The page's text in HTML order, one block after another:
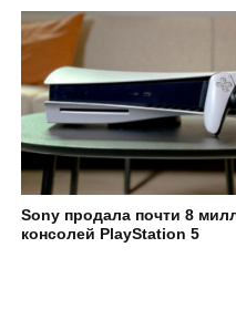
Sony продала почти 8
консолей PlayStation 5